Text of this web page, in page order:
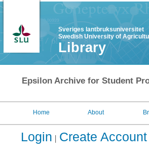
Sveriges lantbruksuniversitet
Swedish University of
Library
Epsilon Archive for Student
Home About
Login Create Account